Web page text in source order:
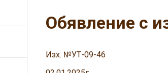
Обявление с
Изх. №УТ-09-46